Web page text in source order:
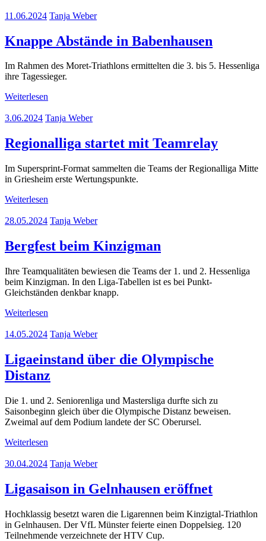
11.06.2024 Tanja Weber
Knappe Abstände in Babenhausen
Im Rahmen des Moret-Triathlons ermittelten die 3. bis 5. Hessenliga
ihre Tagessieger.
Weiterlesen
3.06.2024 Tanja Weber
Regionalliga startet mit Teamrelay
Im Supersprint-Format sammelten die Teams der Regionalliga Mitte
in Griesheim erste Wertungspunkte.
Weiterlesen
28.05.2024 Tanja Weber
Bergfest beim Kinzigman
Ihre Teamqualitäten bewiesen die Teams der 1. und 2. Hessenliga
beim Kinzigman. In den Liga-Tabellen ist es bei Punkt-
Gleichständen denkbar knapp.
Weiterlesen
14.05.2024 Tanja Weber
Ligaeinstand über die Olympische
Distanz
Die 1. und 2. Seniorenliga und Mastersliga durfte sich zu
Saisonbeginn gleich über die Olympische Distanz beweisen.
Zweimal auf dem Podium landete der SC Oberursel.
Weiterlesen
30.04.2024 Tanja Weber
Ligasaison in Gelnhausen eröffnet
Hochklassig besetzt waren die Ligarennen beim Kinzigtal-Triathlon
in Gelnhausen. Der VfL Münster feierte einen Doppelsieg. 120
Teilnehmende verzeichnete der HTV Cup.